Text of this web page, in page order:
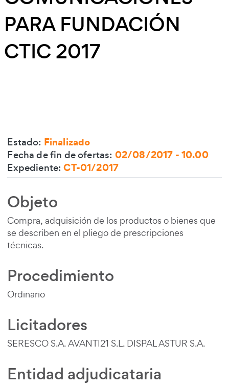
PARA FUNDACIÓN
CTIC 2017
Estado: Finalizado
Fecha de fin de ofertas: 02/08/2017 - 10.00
Expediente: CT-01/2017
Contenido de la licitación
Objeto
Compra, adquisición de los productos o bienes que
se describen en el pliego de prescripciones
técnicas.
Procedimiento
Ordinario
Licitadores
SERESCO S.A. AVANTI21 S.L. DISPAL ASTUR S.A.
Entidad adjudicataria